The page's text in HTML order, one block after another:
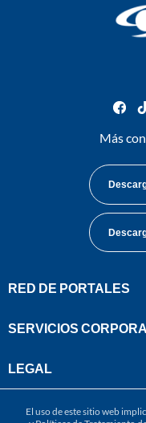
Más
RED DE PORTALES
SERVICIOS
LEGAL
El uso de este sitio web